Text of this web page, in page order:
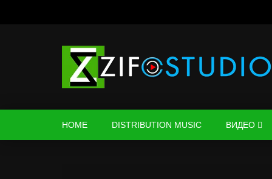
HOME DISTRIBUTION MUSIC ВИДЕО